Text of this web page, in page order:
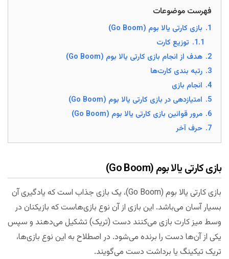
فهرست موضوعات
1. بازی کارتی یالا بوم (Go Boom)
1.1. توزیع کارت
2. هدف از انجام بازی کارتی یالا بوم (Go Boom)
3. رتبه بندی کارت‌ها
4. انجام بازی
5. امتیازدهی در بازی کارتی یالا بوم (Go Boom)
6. مرور قوانین بازی کارتی یالا بوم (Go Boom)
7. حرف آخر
بازی کارتی یالا بوم (Go Boom)
بازی کارتی یالا بوم (Go Boom)، یک بازی جذاب است که یادگیری آن
بسیار آسان می‌باشد. این بازی از آن نوع بازی‌هاست که بازیکنان در
وسط میز کارت بازی می‌کنند دست (تریک) تشکیل می‌دهند و سپس
یکی از آن‌ها دست را برنده می‌شود. در اصطلاح به این نوع بازی‌ها،
تریک تیکینگ یا برداشت دست می‌گویند.